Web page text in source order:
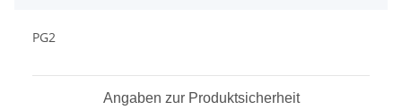
PG2
Angaben zur Produktsicherheit